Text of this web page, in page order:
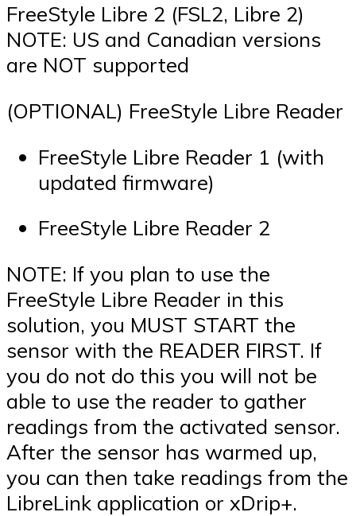
FreeStyle Libre 2 (FSL2, Libre 2)
NOTE: US and Canadian versions
are NOT supported
(OPTIONAL) FreeStyle Libre Reader
FreeStyle Libre Reader 1 (with
updated firmware)
FreeStyle Libre Reader 2
NOTE: If you plan to use the
FreeStyle Libre Reader in this
solution, you MUST START the
sensor with the READER FIRST. If
you do not do this you will not be
able to use the reader to gather
readings from the activated sensor.
After the sensor has warmed up,
you can then take readings from the
LibreLink application or xDrip+.